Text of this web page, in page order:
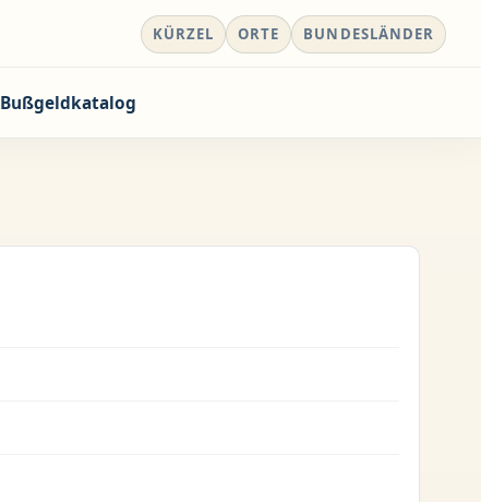
KÜRZEL ORTE BUNDESLÄNDER
Bußgeldkatalog